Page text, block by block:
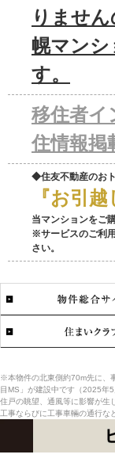
りませ
幌マンシ
す。
移住者イ
住情報掲
◆住友不動産のお
『お引
当マンションをご
※サービスのご利
さい。
※本物件の北東側約70m先に、
目MS」が建設中です（2025年
住戸の眺望、通風等に影響が生
工事ならびに工事車輛の通行な